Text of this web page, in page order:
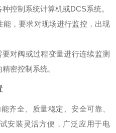
控制系统计算机或DCS系统。
能，要求对现场进行监控，出现
要对阀或过程变量进行连续监测
密控制系统。
齐全、质量稳定、安全可靠、
安装灵活方便，广泛应用于电